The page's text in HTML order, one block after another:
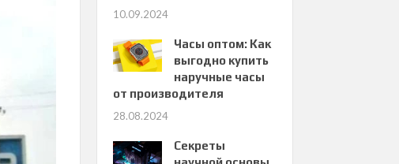
10.09.2024
Часы оптом: Как
выгодно купить
наручные часы
от производителя
28.08.2024
Секреты